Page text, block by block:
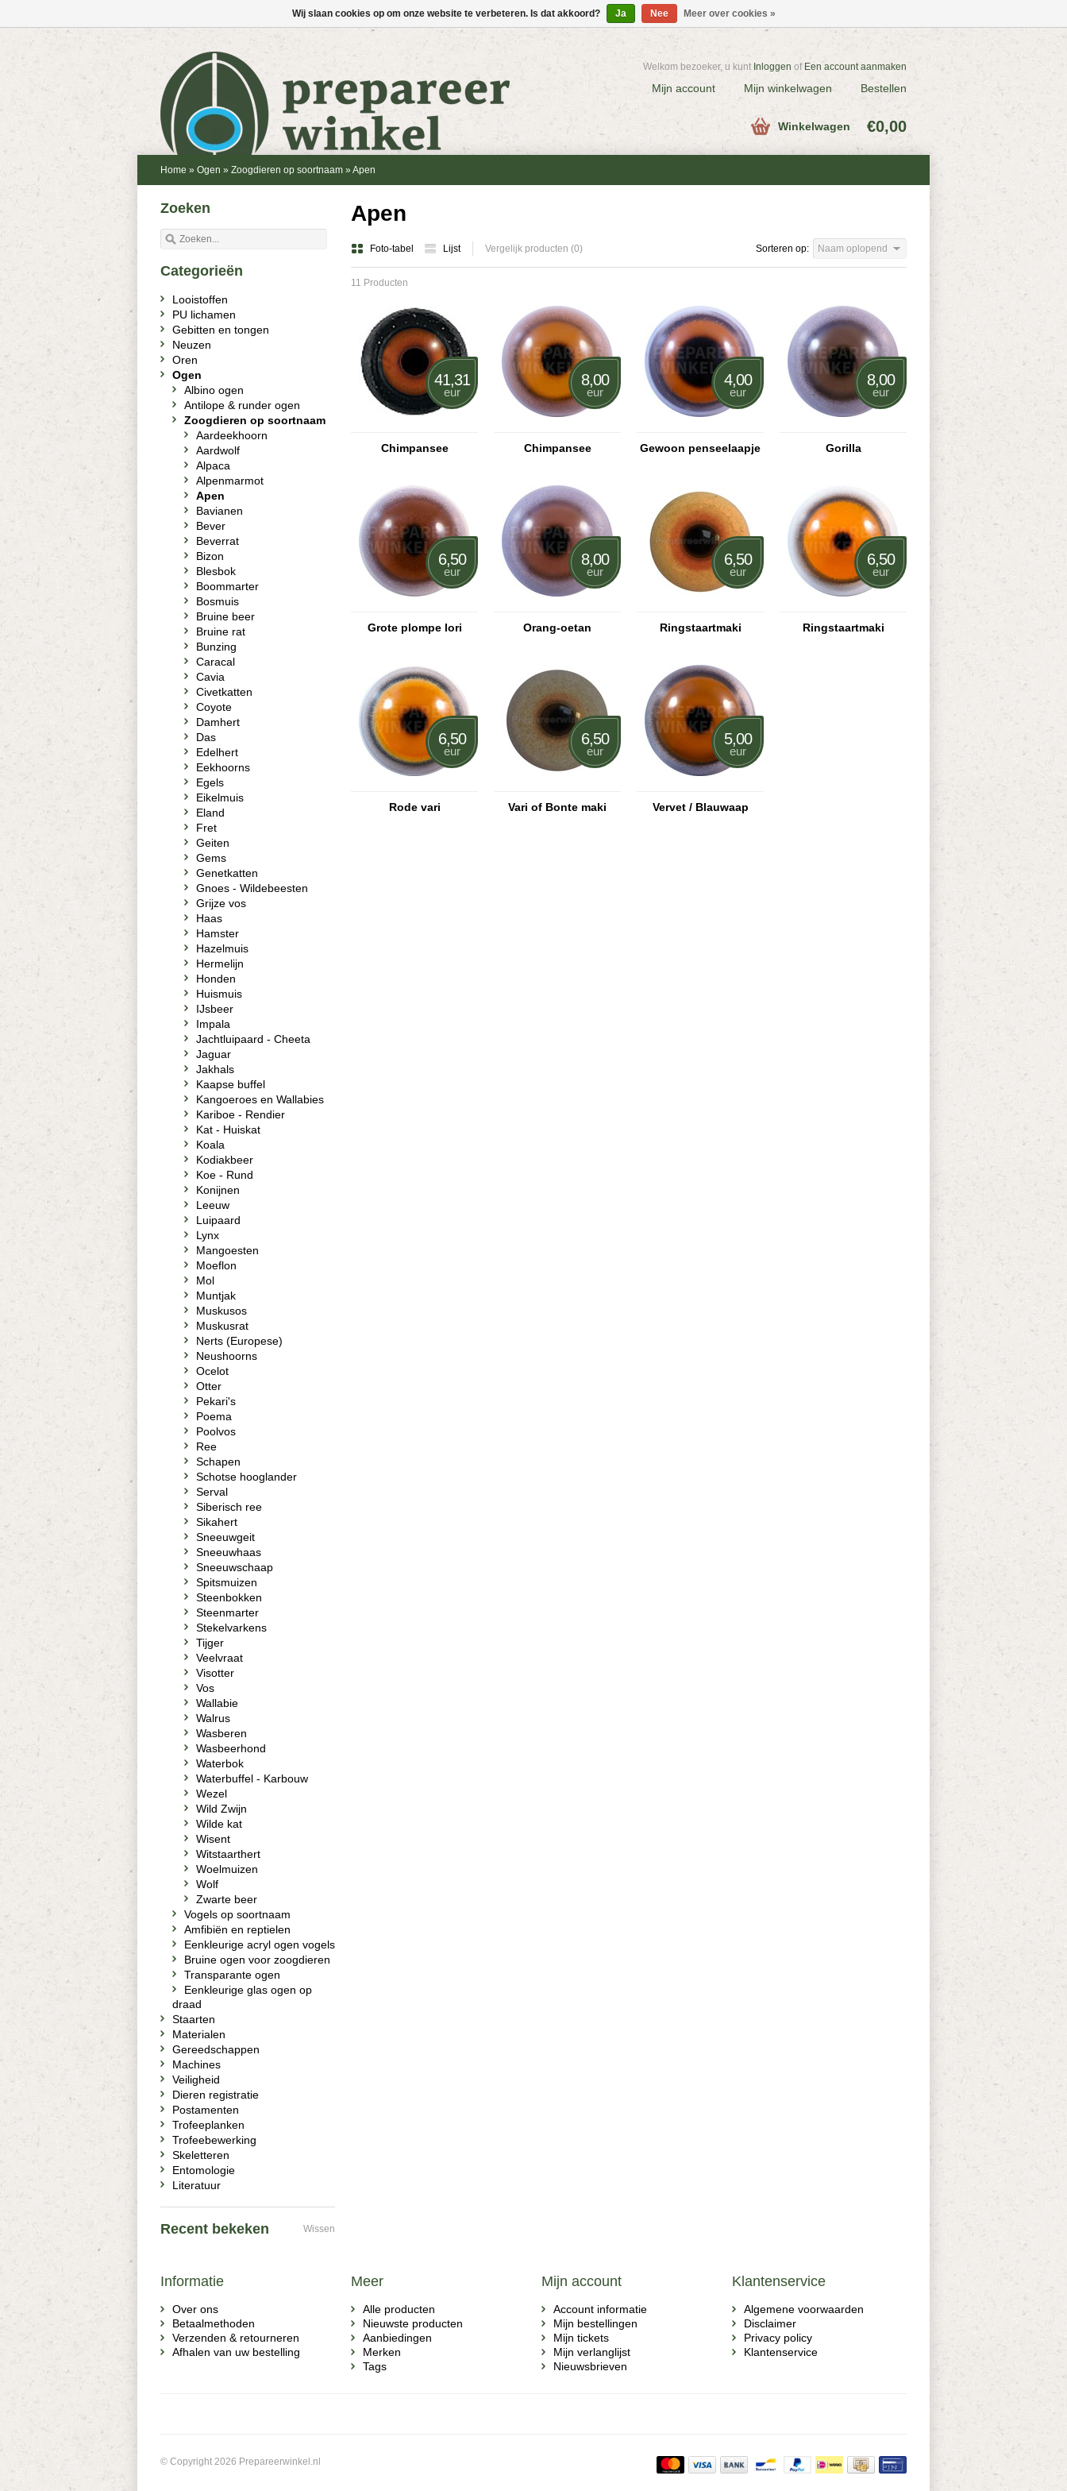
Welkom bezoeker, u kunt Inloggen of Een account aanmaken
Mijn account Mijn winkelwagen Bestellen
Winkelwagen €0,00
Home » Ogen » Zoogdieren op soortnaam » Apen
Apen
Foto-tabel Lijst Vergelijk producten (0) Sorteren op: Naam oplopend
11 Producten
41,31
eur
Chimpansee
8,00
eur
Chimpansee
4,00
eur
Gewoon penseelaapje
8,00
eur
Gorilla
6,50
eur
Grote plompe lori
8,00
eur
Orang-oetan
6,50
eur
Ringstaartmaki
6,50
eur
Ringstaartmaki
6,50
eur
Rode vari
6,50
eur
Vari of Bonte maki
5,00
eur
Vervet / Blauwaap
Zoeken
Categorieën
Looistoffen
PU lichamen
Gebitten en tongen
Neuzen
Oren
Ogen
Albino ogen
Antilope & runder ogen
Zoogdieren op soortnaam
Aardeekhoorn
Aardwolf
Alpaca
Alpenmarmot
Apen
Bavianen
Bever
Beverrat
Bizon
Blesbok
Boommarter
Bosmuis
Bruine beer
Bruine rat
Bunzing
Caracal
Cavia
Civetkatten
Coyote
Damhert
Das
Edelhert
Eekhoorns
Egels
Eikelmuis
Eland
Fret
Geiten
Gems
Genetkatten
Gnoes - Wildebeesten
Grijze vos
Haas
Hamster
Hazelmuis
Hermelijn
Honden
Huismuis
IJsbeer
Impala
Jachtluipaard - Cheeta
Jaguar
Jakhals
Kaapse buffel
Kangoeroes en Wallabies
Kariboe - Rendier
Kat - Huiskat
Koala
Kodiakbeer
Koe - Rund
Konijnen
Leeuw
Luipaard
Lynx
Mangoesten
Moeflon
Mol
Muntjak
Muskusos
Muskusrat
Nerts (Europese)
Neushoorns
Ocelot
Otter
Pekari's
Poema
Poolvos
Ree
Schapen
Schotse hooglander
Serval
Siberisch ree
Sikahert
Sneeuwgeit
Sneeuwhaas
Sneeuwschaap
Spitsmuizen
Steenbokken
Steenmarter
Stekelvarkens
Tijger
Veelvraat
Visotter
Vos
Wallabie
Walrus
Wasberen
Wasbeerhond
Waterbok
Waterbuffel - Karbouw
Wezel
Wild Zwijn
Wilde kat
Wisent
Witstaarthert
Woelmuizen
Wolf
Zwarte beer
Vogels op soortnaam
Amfibiën en reptielen
Eenkleurige acryl ogen vogels
Bruine ogen voor zoogdieren
Transparante ogen
Eenkleurige glas ogen op
draad
Staarten
Materialen
Gereedschappen
Machines
Veiligheid
Dieren registratie
Postamenten
Trofeeplanken
Trofeebewerking
Skeletteren
Entomologie
Literatuur
Recent bekeken Wissen
Informatie
Over ons
Betaalmethoden
Verzenden & retourneren
Afhalen van uw bestelling
Meer
Alle producten
Nieuwste producten
Aanbiedingen
Merken
Tags
Mijn account
Account informatie
Mijn bestellingen
Mijn tickets
Mijn verlanglijst
Nieuwsbrieven
Klantenservice
Algemene voorwaarden
Disclaimer
Privacy policy
Klantenservice
© Copyright 2026 Prepareerwinkel.nl
Wij slaan cookies op om onze website te verbeteren. Is dat akkoord? Ja Nee Meer over cookies »